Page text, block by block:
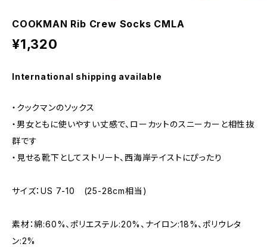
COOKMAN Rib Crew Socks CMLA
¥1,320
International shipping available
・クックマンのソックス
・男女ともに使いやすい丈感で、ローカットのスニーカーと相性抜
群です
・見せる靴下としてストリート、西海岸テイストにぴったり
サイズ：US 7-10 (25-28cm相当)
素材：綿:60%、ポリエステル:20%、ナイロン:18%、ポリウレタ
ン:2%